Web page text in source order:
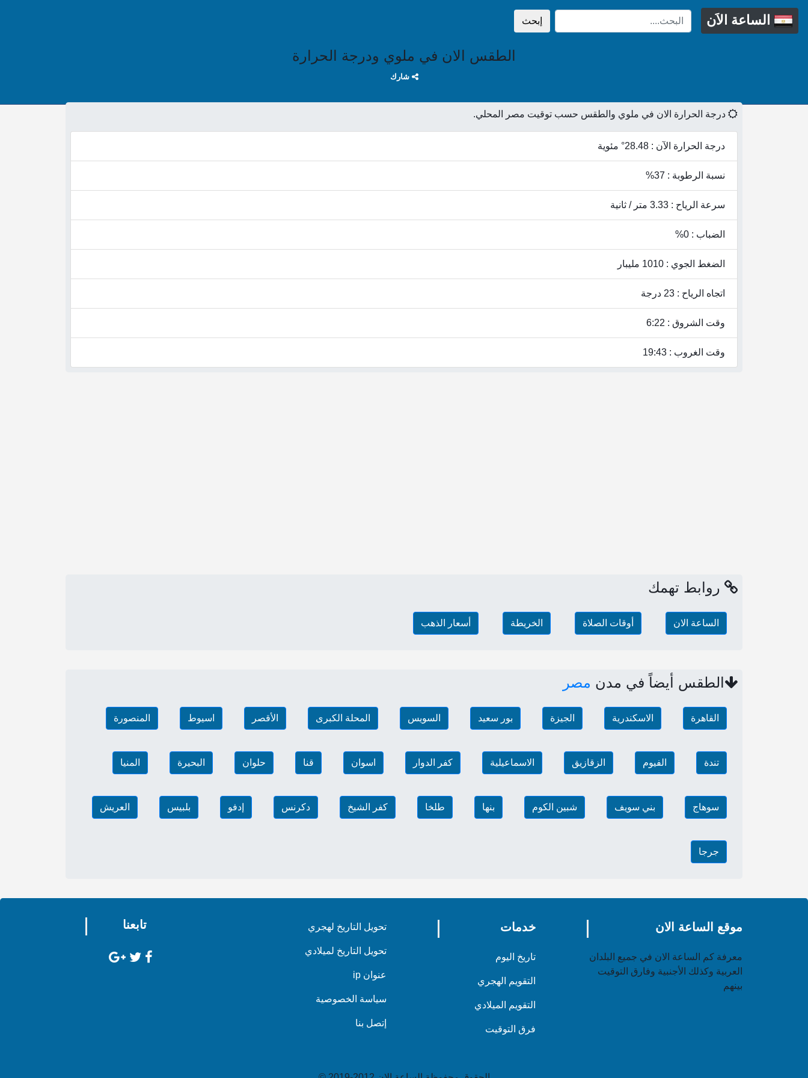
الساعة الاَن إبحث
الطقس الان في ملوي ودرجة الحرارة
شارك
درجة الحرارة الان في ملوي والطقس حسب توقيت مصر المحلي.
درجة الحرارة الآن : 28.48° مئوية
نسبة الرطوبة : 37%
سرعة الرياح : 3.33 متر / ثانية
الضباب : 0%
الضغط الجوي : 1010 مليبار
اتجاه الرياح : 23 درجة
وقت الشروق : 6:22
وقت الغروب : 19:43
روابط تهمك
الساعة الان أوقات الصلاة الخريطة أسعار الذهب
الطقس أيضاً في مدن مصر
القاهرة الاسكندرية الجيزة بور سعيد السويس المحلة الكبرى الأقصر اسيوط المنصورة
تندة الفيوم الزقازيق الاسماعيلية كفر الدوار اسوان قنا حلوان البحيرة المنيا
سوهاج بني سويف شبين الكوم بنها طلخا كفر الشيخ دكرنس إدفو بلبيس العريش
جرجا
موقع الساعة الان
معرفة كم الساعة الان في جميع البلدان
العربية وكذلك الأجنبية وفارق التوقيت
بينهم
خدمات
تاريخ اليوم
التقويم الهجري
التقويم الميلادي
فرق التوقيت
تحويل التاريخ لهجري
تحويل التاريخ لميلادي
عنوان ip
سياسة الخصوصية
إتصل بنا
تابعنا